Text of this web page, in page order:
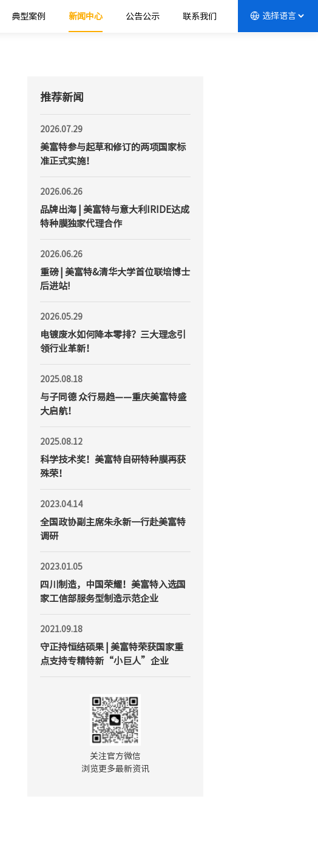
典型案例 新闻中心 公告公示 联系我们
推荐新闻
2026.07.29
美富特参与起草和修订的两项国家标
准正式实施！
2026.06.26
品牌出海 | 美富特与意大利IRIDE达成
特种膜独家代理合作
2026.06.26
重磅 | 美富特&清华大学首位联培博士
后进站!
2026.05.29
电镀废水如何降本零排？三大理念引
领行业革新！
2025.08.18
与子同德 众行易趋——重庆美富特盛
大启航！
2025.08.12
科学技术奖！美富特自研特种膜再获
殊荣！
2023.04.14
全国政协副主席朱永新一行赴美富特
调研
2023.01.05
四川制造，中国荣耀！美富特入选国
家工信部服务型制造示范企业
2021.09.18
守正持恒结硕果 | 美富特荣获国家重
点支持专精特新“小巨人”企业
关注官方微信
浏览更多最新资讯